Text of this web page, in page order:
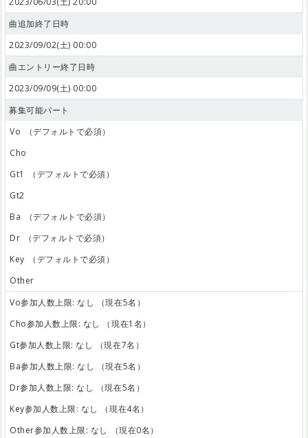
曲追加終了日時
2023/09/02(土) 00:00
曲エントリー終了日時
2023/09/09(土) 00:00
募集可能パート
Vo
（デフォルトで必須）
Cho
Gt1
（デフォルトで必須）
Gt2
Ba
（デフォルトで必須）
Dr
（デフォルトで必須）
Key
（デフォルトで必須）
Other
Vo参加人数上限: なし （現在5名）
Cho参加人数上限: なし （現在1名）
Gt参加人数上限: なし （現在7名）
Ba参加人数上限: なし （現在5名）
Dr参加人数上限: なし （現在5名）
Key参加人数上限: なし （現在4名）
Other参加人数上限: なし （現在0名）